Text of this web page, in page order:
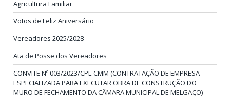
Agricultura Familiar
Votos de Feliz Aniversário
Vereadores 2025/2028
Ata de Posse dos Vereadores
CONVITE Nº 003/2023/CPL-CMM (CONTRATAÇÃO DE EMPRESA
ESPECIALIZADA PARA EXECUTAR OBRA DE CONSTRUÇÃO DO
MURO DE FECHAMENTO DA CÂMARA MUNICIPAL DE MELGAÇO)